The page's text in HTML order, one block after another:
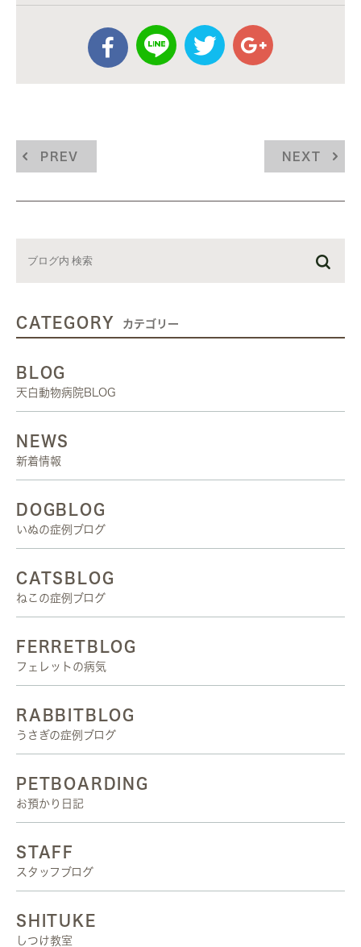
PREV NEXT
CATEGORY カテゴリー
BLOG
天白動物病院BLOG
NEWS
新着情報
DOGBLOG
いぬの症例ブログ
CATSBLOG
ねこの症例ブログ
FERRETBLOG
フェレットの病気
RABBITBLOG
うさぎの症例ブログ
PETBOARDING
お預かり日記
STAFF
スタッフブログ
SHITUKE
しつけ教室